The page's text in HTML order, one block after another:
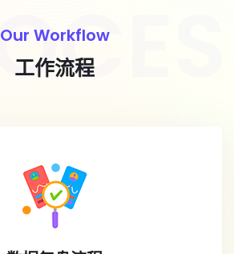
Our Workflow
工作流程